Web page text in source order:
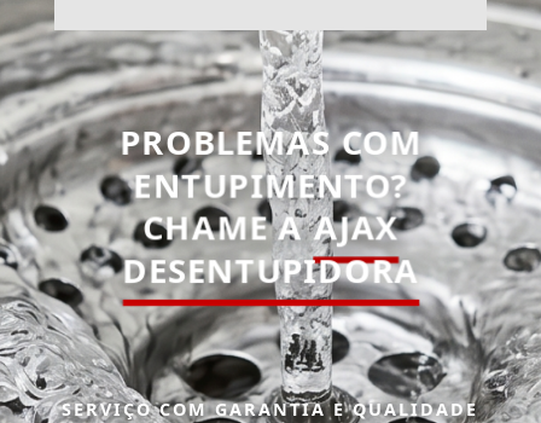
PROBLEMAS COM
ENTUPIMENTO?
CHAME AAJAX
DESENTUPIDORA
SERVIÇO COM GARANTIA E QUALIDADE